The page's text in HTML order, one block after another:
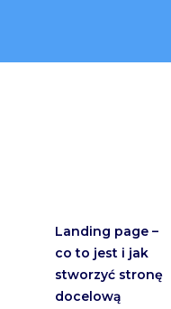
Landing page –
co to jest i jak
stworzyć stronę
docelową